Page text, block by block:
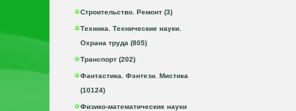
Строительство. Ремонт (3)
Техника. Технические науки.
Охрана труда (805)
Транспорт (202)
Фантастика. Фэнтези. Мистика
(10124)
Физико-математические науки